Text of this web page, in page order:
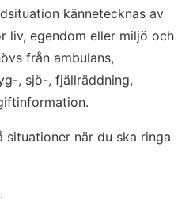
kännetecknas av
liv, egendom eller miljö och
från ambulans,
, sjö-, fjällräddning,
situationer när du ska ringa